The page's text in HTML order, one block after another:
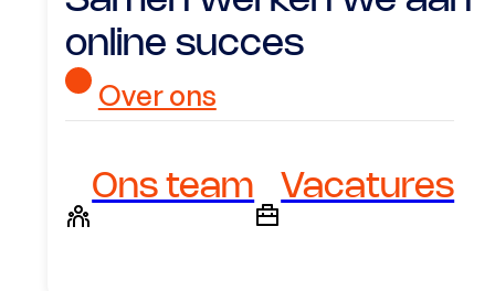
online succes
Over ons
Ons team Vacatures